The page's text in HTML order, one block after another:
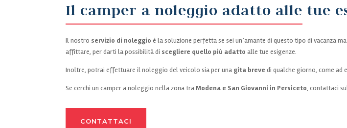
Il camper a noleggio adatto alle tue
Il nostro servizio di noleggio è la soluzione perfetta se sei un’amante di questo tipo di vacanza
affittare, per darti la possibilità di scegliere quello più adatto alle tue esigenze.
Inoltre, potrai effettuare il noleggio del veicolo sia per una gita breve di qualche giorno, come ad
Se cerchi un camper a noleggio nella zona tra Modena e San Giovanni in Persiceto, contattaci
CONTATTACI